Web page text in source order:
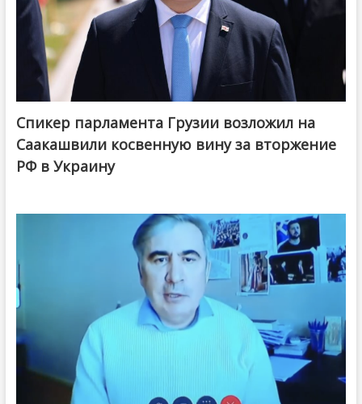
Спикер парламента Грузии возложил на
Саакашвили косвенную вину за вторжение
РФ в Украину